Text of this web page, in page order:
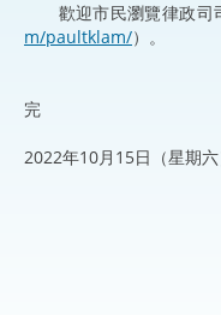
歡迎市民瀏覽律政司
m/paultklam/）。
完
2022年10月15日（星期六